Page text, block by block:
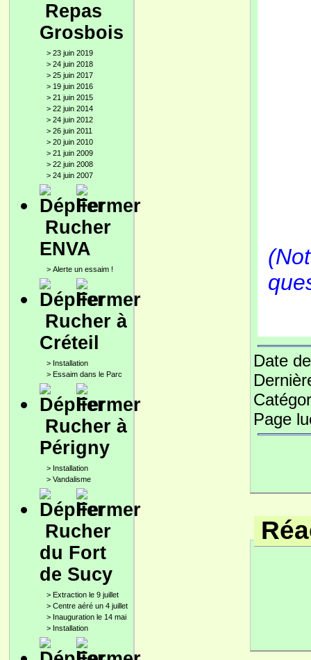
Repas
Grosbois
> 23 juin 2019
> 24 juin 2018
> 25 juin 2017
> 19 juin 2016
> 21 juin 2015
> 22 juin 2014
> 24 juin 2012
> 26 juin 2011
> 20 juin 2010
> 21 juin 2009
> 22 juin 2008
> 24 juin 2007
Rucher
ENVA
> Alerte un essaim !
Rucher à
Créteil
> Installation
> Essaim dans le Parc
Rucher à
Périgny
> Installation
> Vandalisme
Rucher
du Fort
de Sucy
> Extraction le 9 juillet
> Centre aéré un 4 juillet
> Inauguration le 14 mai
> Installation
Date
Page